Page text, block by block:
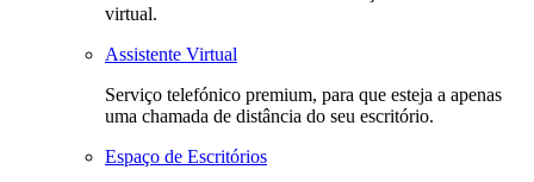
virtual.
Assistente Virtual
Serviço telefónico premium, para que esteja a apenas
uma chamada de distância do seu escritório.
Espaço de Escritórios